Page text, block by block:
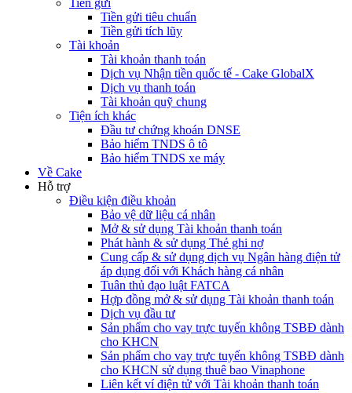
Tiền gửi
Tiền gửi tiêu chuẩn
Tiền gửi tích lũy
Tài khoản
Tài khoản thanh toán
Dịch vụ Nhận tiền quốc tế - Cake GlobalX
Dịch vụ thanh toán
Tài khoản quỹ chung
Tiện ích khác
Đầu tư chứng khoán DNSE
Bảo hiểm TNDS ô tô
Bảo hiểm TNDS xe máy
Về Cake
Hỗ trợ
Điều kiện điều khoản
Bảo vệ dữ liệu cá nhân
Mở & sử dụng Tài khoản thanh toán
Phát hành & sử dụng Thẻ ghi nợ
Cung cấp & sử dụng dịch vụ Ngân hàng điện tử
áp dụng đối với Khách hàng cá nhân
Tuân thủ đạo luật FATCA
Hợp đồng mở & sử dụng Tài khoản thanh toán
Dịch vụ đầu tư
Sản phẩm cho vay trực tuyến không TSBĐ dành
cho KHCN
Sản phẩm cho vay trực tuyến không TSBĐ dành
cho KHCN sử dụng thuê bao Vinaphone
Liên kết ví điện tử với Tài khoản thanh toán